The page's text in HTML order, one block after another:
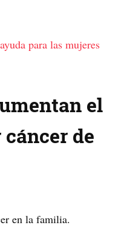
para las mujeres
el
de
en la familia.